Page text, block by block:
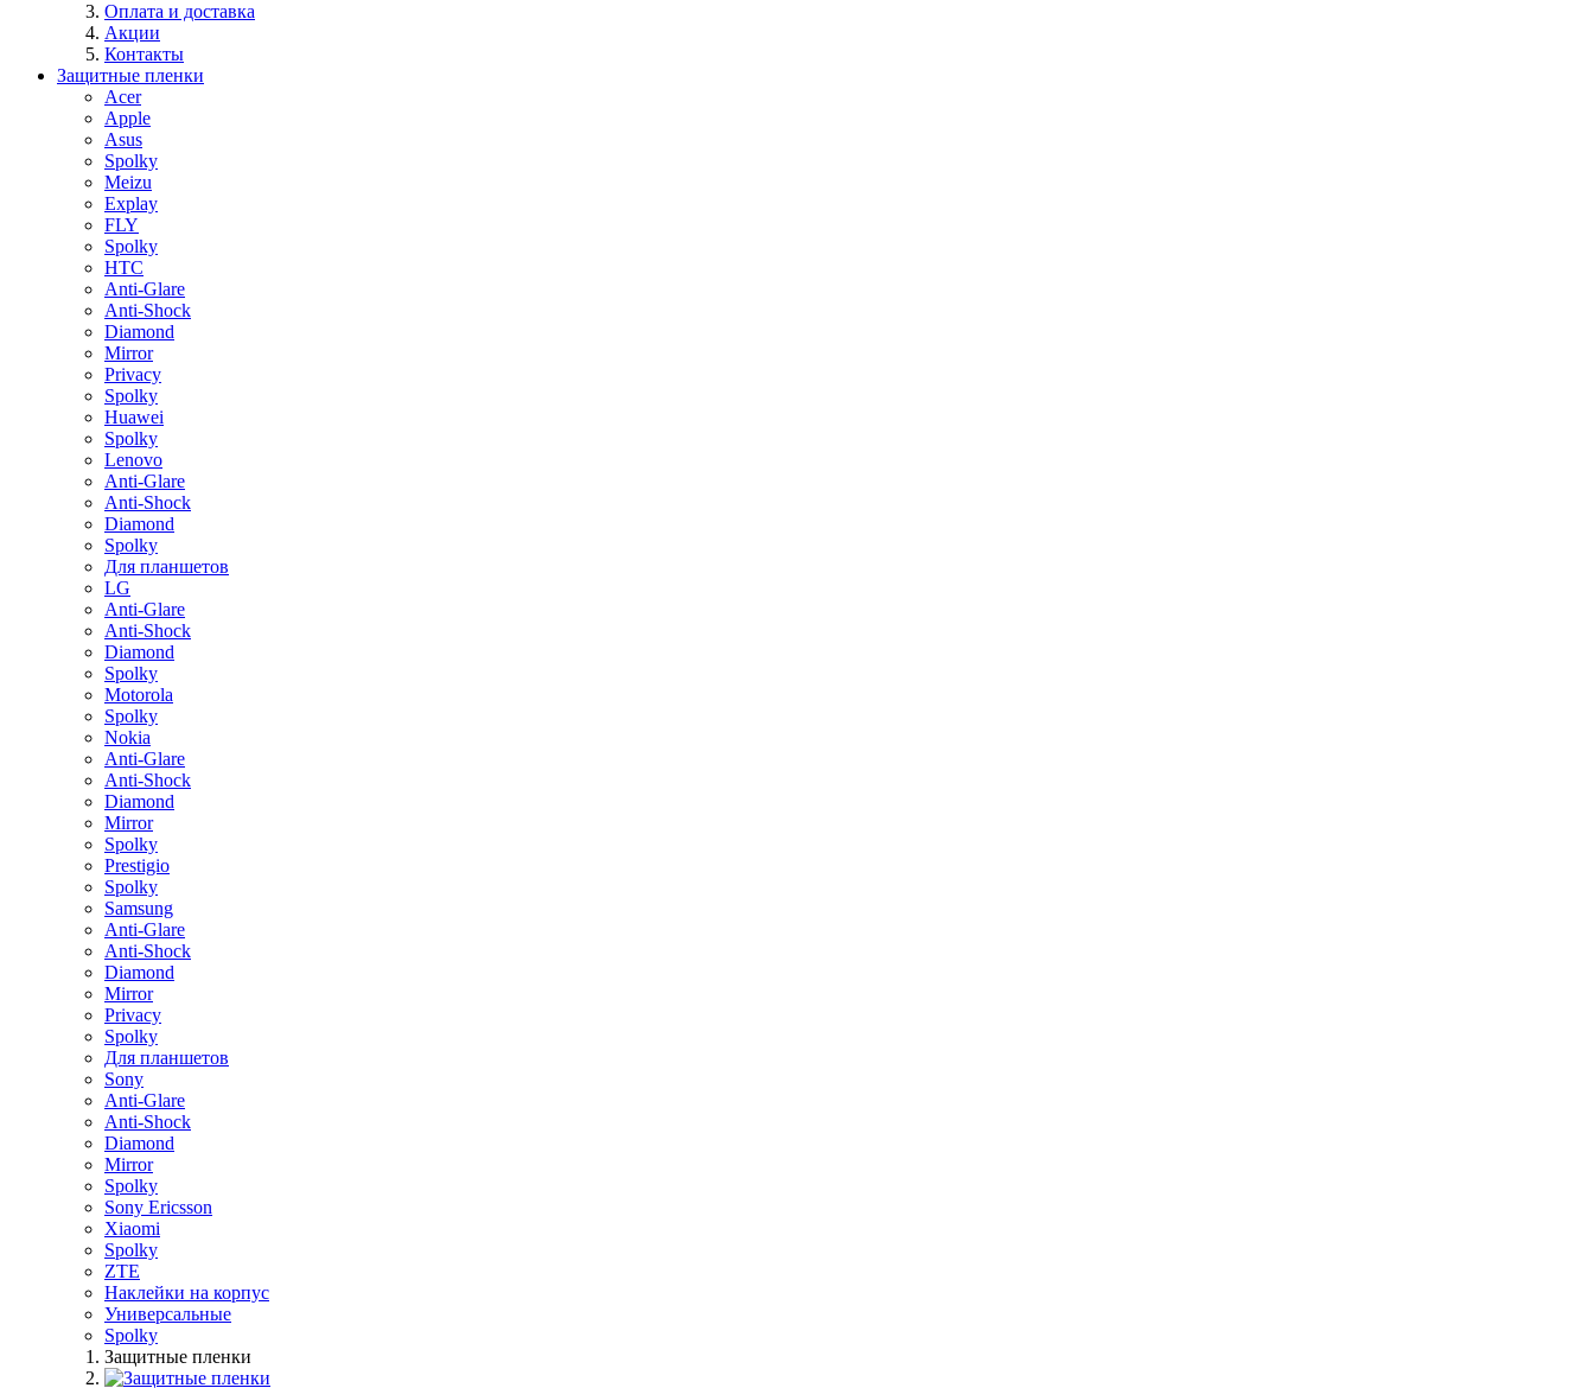
Оплата и доставка
Акции
Контакты
Защитные пленки
Acer
Apple
Asus
Spolky
Meizu
Explay
FLY
Spolky
HTC
Anti-Glare
Anti-Shock
Diamond
Mirror
Privacy
Spolky
Huawei
Spolky
Lenovo
Anti-Glare
Anti-Shock
Diamond
Spolky
Для планшетов
LG
Anti-Glare
Anti-Shock
Diamond
Spolky
Motorola
Spolky
Nokia
Anti-Glare
Anti-Shock
Diamond
Mirror
Spolky
Prestigio
Spolky
Samsung
Anti-Glare
Anti-Shock
Diamond
Mirror
Privacy
Spolky
Для планшетов
Sony
Anti-Glare
Anti-Shock
Diamond
Mirror
Spolky
Sony Ericsson
Xiaomi
Spolky
ZTE
Наклейки на корпус
Универсальные
Spolky
Защитные пленки